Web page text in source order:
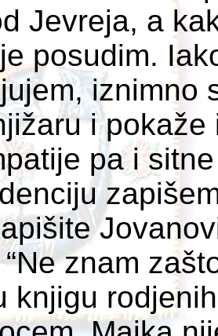
Jevreja, a
posudim.
iznimno
i
pa i
znam
knjigu